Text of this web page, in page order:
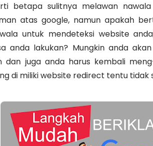
betapa sulitnya melawan
atas google, namun apakah
untuk mendeteksi website
anda lakukan? Mungkin anda
dan juga anda harus kembali
di miliki website redirect tentu tidak